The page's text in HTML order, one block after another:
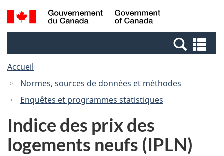
Passer
au
Passer
à
Canada
Recherche
et
et
Accueil
Normes, sources de données et méthodes
Enquêtes et programmes statistiques
Indice des prix des
logements neufs (IPLN)